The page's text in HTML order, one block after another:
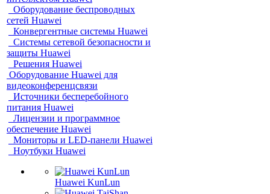
Оборудование беспроводных
сетей Huawei
Конвергентные системы Huawei
Системы сетевой безопасности и
защиты Huawei
Решения Huawei
Оборудование Huawei для
видеоконференцсвязи
Источники бесперебойного
питания Huawei
Лицензии и программное
обеспечение Huawei
Мониторы и LED-панели Huawei
Ноутбуки Huawei
Huawei KunLun